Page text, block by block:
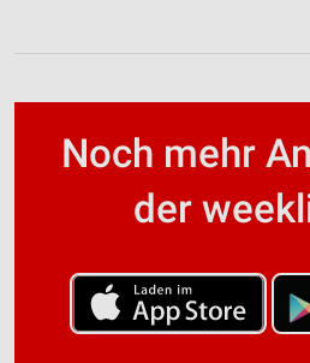
Noch mehr
der